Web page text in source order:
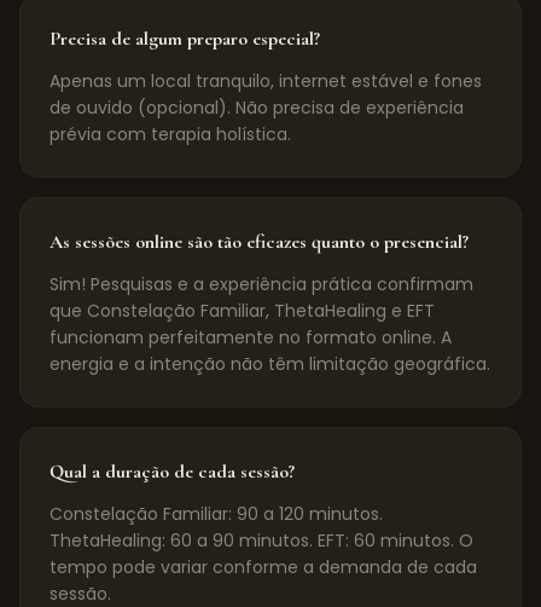
Precisa de algum preparo especial?
Apenas um local tranquilo, internet estável e fones
de ouvido (opcional). Não precisa de experiência
prévia com terapia holística.
As sessões online são tão eficazes quanto o presencial?
Sim! Pesquisas e a experiência prática confirmam
que Constelação Familiar, ThetaHealing e EFT
funcionam perfeitamente no formato online. A
energia e a intenção não têm limitação geográfica.
Qual a duração de cada sessão?
Constelação Familiar: 90 a 120 minutos.
ThetaHealing: 60 a 90 minutos. EFT: 60 minutos. O
tempo pode variar conforme a demanda de cada
sessão.